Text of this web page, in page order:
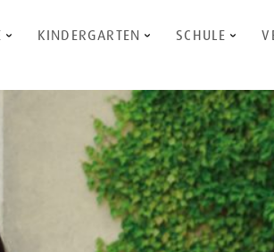
KINDERGARTEN SCHULE